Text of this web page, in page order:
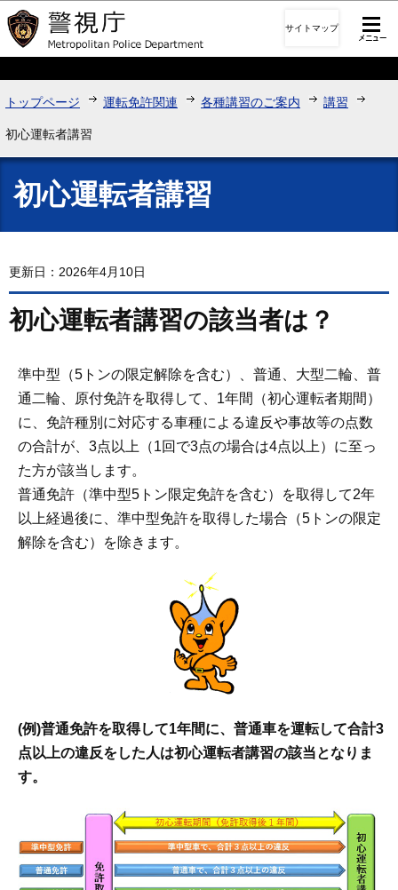
このページの本文へ移動
サイトマップ
トップページ 運転免許関連 各種講習のご案内 講習
初心運転者講習
初心運転者講習
更新日：2026年4月10日
初心運転者講習の該当者は？
準中型（5トンの限定解除を含む）、普通、大型二輪、普
通二輪、原付免許を取得して、1年間（初心運転者期間）
に、免許種別に対応する車種による違反や事故等の点数
の合計が、3点以上（1回で3点の場合は4点以上）に至っ
た方が該当します。
普通免許（準中型5トン限定免許を含む）を取得して2年
以上経過後に、準中型免許を取得した場合（5トンの限定
解除を含む）を除きます。
(例)普通免許を取得して1年間に、普通車を運転して合計3
点以上の違反をした人は初心運転者講習の該当となりま
す。